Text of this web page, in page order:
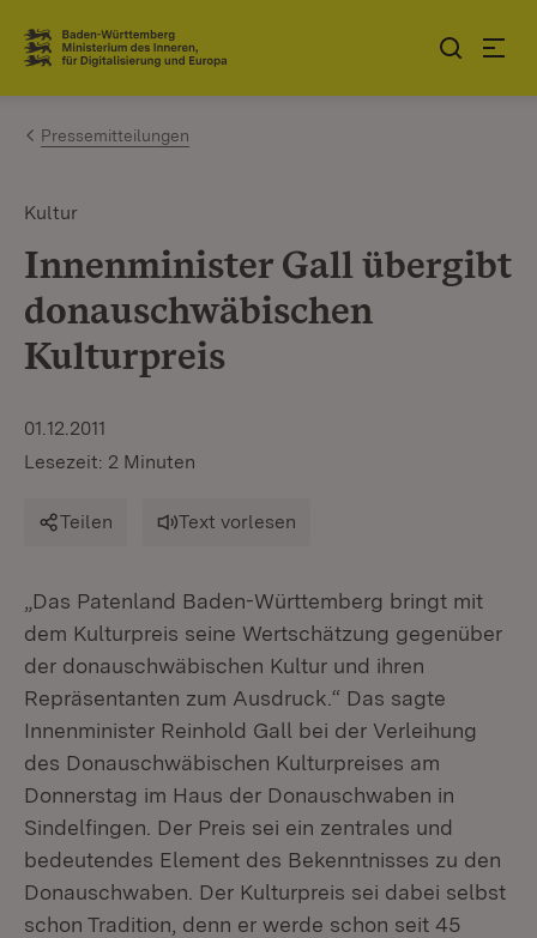
Zum Inhalt springen
Link zur Startseite
Pressemitteilungen
Kultur
Innenminister Gall übergibt
donauschwäbischen
Kulturpreis
01.12.2011
Lesezeit: 2 Minuten
Teilen Text vorlesen
„Das Patenland Baden-Württemberg bringt mit
dem Kulturpreis seine Wertschätzung gegenüber
der donauschwäbischen Kultur und ihren
Repräsentanten zum Ausdruck.“ Das sagte
Innenminister Reinhold Gall bei der Verleihung
des Donauschwäbischen Kulturpreises am
Donnerstag im Haus der Donauschwaben in
Sindelfingen. Der Preis sei ein zentrales und
bedeutendes Element des Bekenntnisses zu den
Donauschwaben. Der Kulturpreis sei dabei selbst
schon Tradition, denn er werde schon seit 45